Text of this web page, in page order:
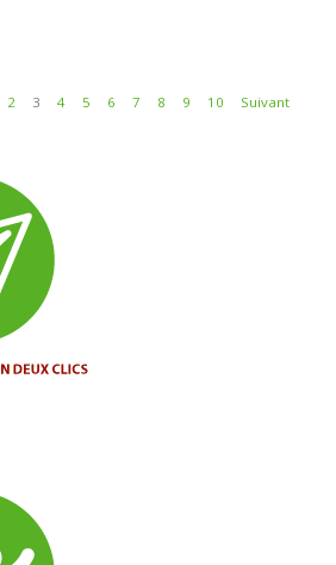
2 3 4 5 6 7 8 9 10 Suivant